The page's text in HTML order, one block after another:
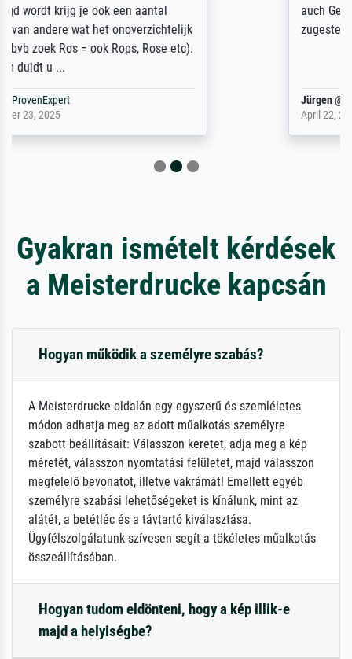
auch Geburtstag sein) doch nach zu Hause
zugestellt wurde.
Jürgen
Gyakran ismételt kérdések
a Meisterdrucke kapcsán
Hogyan működik a személyre szabás?
A Meisterdrucke oldalán egy egyszerű és szemléletes
módon adhatja meg az adott műalkotás személyre
szabott beállításait: Válasszon keretet, adja meg a kép
méretét, válasszon nyomtatási felületet, majd válasszon
megfelelő bevonatot, illetve vakrámát! Emellett egyéb
személyre szabási lehetőségeket is kínálunk, mint az
alátét, a betétléc és a távtartó kiválasztása.
Ügyfélszolgálatunk szívesen segít a tökéletes műalkotás
összeállításában.
Hogyan tudom eldönteni, hogy a kép illik-e
majd a helyiségbe?